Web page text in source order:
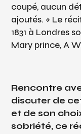
coupé, aucun
ajoutés. » Le
1831 à Londres
Mary prince, A
Rencontre
discuter de
et de son
sobriété, ce